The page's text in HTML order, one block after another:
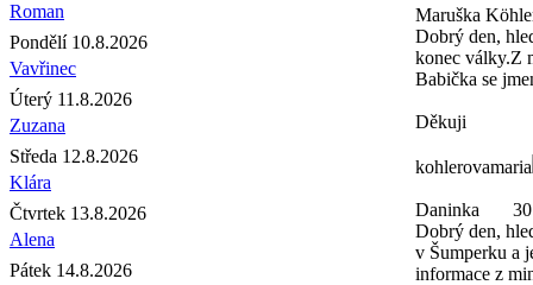
Roman
Pondělí 10.8.2026
Vavřinec
Úterý 11.8.2026
Zuzana
Středa 12.8.2026
Klára
Čtvrtek 13.8.2026
Alena
Pátek 14.8.2026
Maruška
Dobrý den,
konec války.Z
Babička se
Děkuji
kohlerovamaria
Daninka
Dobrý den,
v Šumperku a
informace z